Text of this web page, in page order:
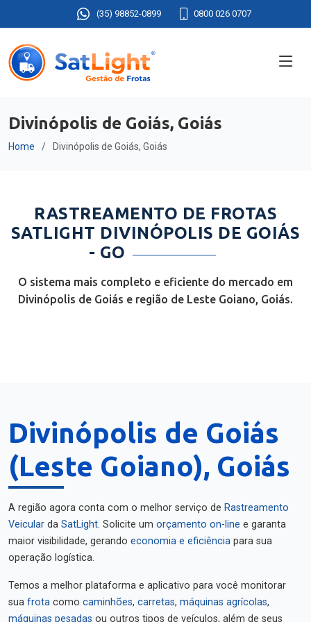
(35) 98852-0899 0800 026 0707
Divinópolis de Goiás, Goiás
Home Divinópolis de Goiás, Goiás
RASTREAMENTO DE FROTAS
SATLIGHT DIVINÓPOLIS DE GOIÁS
- GO
O sistema mais completo e eficiente do mercado em
Divinópolis de Goiás e região de Leste Goiano, Goiás.
Divinópolis de Goiás
(Leste Goiano), Goiás
A região agora conta com o melhor serviço de Rastreamento
Veicular da SatLight. Solicite um orçamento on-line e garanta
maior visibilidade, gerando economia e eficiência para sua
operação logística.
Temos a melhor plataforma e aplicativo para você monitorar
sua frota como caminhões, carretas, máquinas agrícolas,
máquinas pesadas ou outros tipos de veículos, além de seus